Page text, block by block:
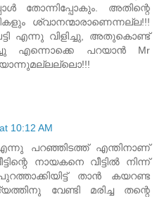
തോന്നിപ്പോകും. അതിന്റെ
ശ്വാനന്മാരാണെന്നല്ല!!!
എന്നു വിളിച്ചു, അതുകൊണ്ട്‌
എന്നൊക്കെ പറയാന്‍ Mr
10:12 AM
പറഞ്ഞിടത്ത് എന്തിനാണ്
നായകനെ വീട്ടില്‍ നിന്ന്
താന്‍ കയറണ്ട
വേണ്ടി മരിച്ച തന്റെ